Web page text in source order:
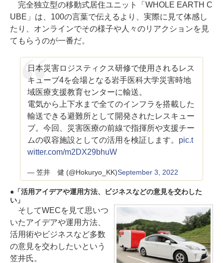
完全独立型の移動式居住ユニット「WHOLE EARTH C
UBE」は、100の言葉で伝えるより、実際に見て体感し
たり、オンラインでその様子や人々のリアクションを見
てもらうのが一番だ。
日本災害ロジスティクス研修で使用されるレス
キューブ4を会場となる岩手医科大学災害時地
域医療支援教育センターに輸送。
電気から上下水まで全てのインフラを搭載した
輸送できる避難所として開発されたレスキュー
ブ。今回、災害医療の前線で指揮所や支援チー
ムの収容施設としての活用を検証します。 pic.t
witter.com/m2DX29bhuW
— 笠井 健 (@Hokuryo_KK)September 3, 2022
「活用アイデアや運用方法、ビジネスなどの意見を交わした
い」
そしてWECを見て思いつ
いたアイデアや運用方法、
活用術やビジネスなど多数
の意見を交わしたいという
笠井氏。